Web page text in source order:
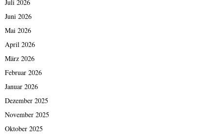
Juli 2026
Juni 2026
Mai 2026
April 2026
März 2026
Februar 2026
Januar 2026
Dezember 2025
November 2025
Oktober 2025